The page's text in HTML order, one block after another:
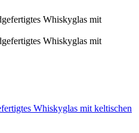
Whiskyglas mit keltischen